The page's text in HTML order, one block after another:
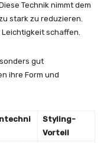
Technik nimmt dem
stark zu reduzieren.
schaffen.
gut
ihre Form und
Styling-
Vorteil